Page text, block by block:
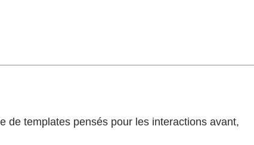
de templates pensés pour les interactions avant,